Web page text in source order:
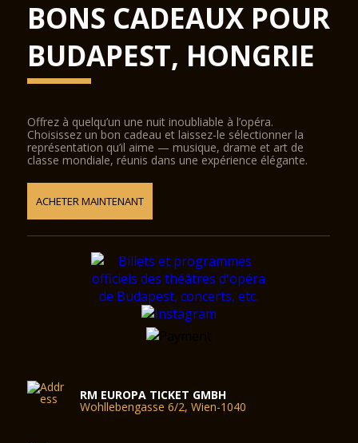
BONS CADEAUX POUR
BUDAPEST, HONGRIE
Offrez à quelqu’un une nuit inoubliable à l’opéra.
Choisissez un bon cadeau et laissez-le sélectionner la
représentation qu’il aime — musique, drame et art de
classe mondiale, réunis dans une expérience élégante.
ACHETER MAINTENANT
RM EUROPA TICKET GMBH
Wohllebengasse 6/2, Wien-1040